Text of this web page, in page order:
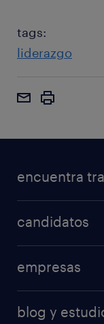
tags:
liderazgo
encuentra
candidatos
empresas
blog y